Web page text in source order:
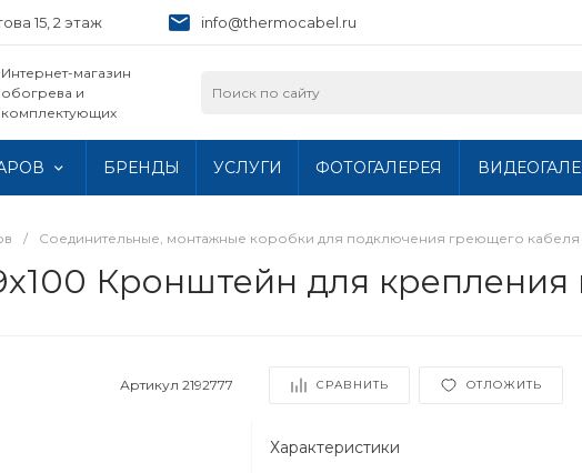
15, 2 этаж info@thermocabel.ru
Интернет-магазин
обогрева и
комплектующих
БРЕНДЫ УСЛУГИ ФОТОГАЛЕРЕЯ
/ Соединительные, монтажные коробки для подключения греющего кабеля
Кронштейн для
Артикул 2192777 СРАВНИТЬ ОТЛОЖИТЬ
Характеристики